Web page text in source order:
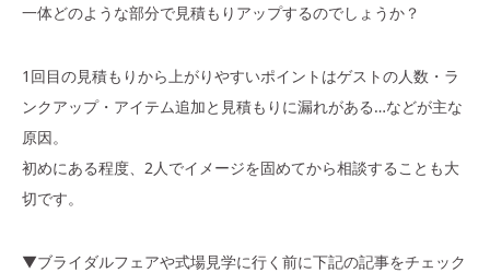
一体どのような部分で見積もりアップするのでしょうか？
1回目の見積もりから上がりやすいポイントはゲストの人数・ラ
ンクアップ・アイテム追加と見積もりに漏れがある…などが主な
原因。
初めにある程度、2人でイメージを固めてから相談することも大
切です。
▼ブライダルフェアや式場見学に行く前に下記の記事をチェック